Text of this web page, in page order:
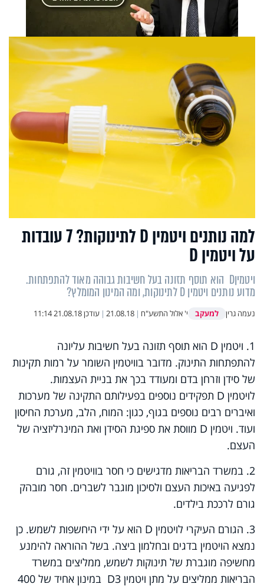
למה נותנים ויטמין D לתינוקות? 7 עובדות
על ויטמין D
ויטמיןD הוא תוסף תזונה בעל חשיבות גבוהה מאוד להתפתחות.
מדוע נותנים ויטמין D לתינוקות, ומה המינון המומלץ?
נעמה גרין למעקב י' אלול התשע"ח |
21.08.18
| עודכן21.08.18 11:14
1. ויטמין D הוא תוסף תזונה בעל חשיבות עליונה
להתפתחות התינוק. מדובר בוויטמין השומר על רמות תקינות
של סידן וזרחן בדם ומעודד בכך את בניית העצמות.
לויטמין D תפקידים נוספים בפעילותם התקינה של מערכות
ואיברים רבים נוספים בגוף, כגון: המוח, הלב, מערכת החיסון
ועוד. ויטמין D מווסת את ספיגת הסידן ואת המינרליזציה של
העצם.
2. במשרד הבריאות מדגישים כי חסר בוויטמין זה, גורם
לפגיעה באיכות העצם ולסיכון מוגבר לשברים. חסר מובהק
גורם לרככת בילדים.
3. הגורם העיקרי לויטמין
D הוא על ידי היחשפות לשמש. כן
נמצא הויטמין בדגים ובחלמון ביצה. בשל ההוראה להימנע
מחשיפה מוגברת של תינוקות לשמש, ממליצים במשרד
הבריאות ממליצים על מתן ויטמין D3
במינון אחיד של 400